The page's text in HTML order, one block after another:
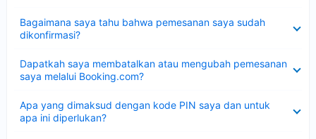
Bagaimana saya tahu bahwa pemesanan saya sudah
dikonfirmasi?
Dapatkah saya membatalkan atau mengubah pemesanan
saya melalui Booking.com?
Apa yang dimaksud dengan kode PIN saya dan untuk
apa ini diperlukan?